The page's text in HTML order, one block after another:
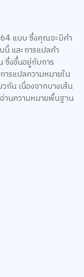
แบบ ซึ่งคุณจะมีคำ
และการแปลคำ
ซึ่งขึ้นอยู่กับการ
ารแปลความหมายใน
กัน เนื่องจากบางเส้น
านความหมายพื้นฐาน